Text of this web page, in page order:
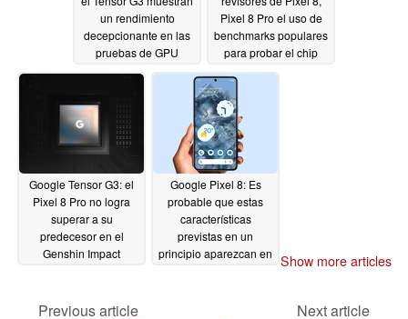
un rendimiento
decepcionante en las
pruebas de GPU
10/16/2023
Pixel 8 Pro el uso de
benchmarks populares
para probar el chip
Tensor G3, los nuevos
propietarios también
Google Tensor G3: el
Pixel 8 Pro no logra
superar a su
predecesor en el
Genshin Impact
Google Pixel 8: Es
probable que estas
características
previstas en un
principio aparezcan en Show more articles
Previous article
Next article